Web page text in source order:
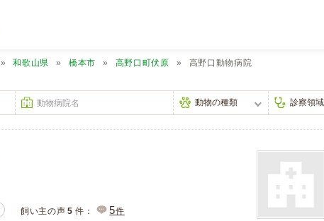
和歌山県 橋本市 高野口町伏原 高野口動物病院
飼い主の声 5 件： 5件